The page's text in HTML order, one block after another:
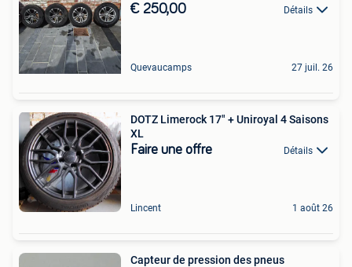
€ 250,00 Détails
Quevaucamps 27 juil. 26
DOTZ Limerock 17" + Uniroyal 4 Saisons
XL
Faire une offre Détails
Lincent 1 août 26
Capteur de pression des pneus